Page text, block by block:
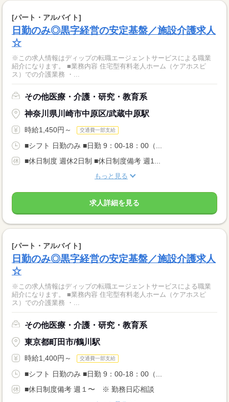
[パート・アルバイト]
日勤のみ◎黒字経営の安定基盤／施設介護求人
☆
※この求人情報はディップの転職エージェントサービスによる職業
紹介になります。 ■業務内容 住宅型有料老人ホーム（ケアホスピ
ス）での介護業務 ・...
その他医療・介護・研究・教育系
神奈川県川崎市中原区/武蔵中原駅
時給1,450円～ 交通費一部支給
■シフト 日勤のみ ■日勤 9：00-18：00（...
■休日制度 週休2日制 ■休日制度備考 週1...
もっと見る
求人詳細を見る
[パート・アルバイト]
日勤のみ◎黒字経営の安定基盤／施設介護求人
☆
※この求人情報はディップの転職エージェントサービスによる職業
紹介になります。 ■業務内容 住宅型有料老人ホーム（ケアホスピ
ス）での介護業務 ・...
その他医療・介護・研究・教育系
東京都町田市/鶴川駅
時給1,400円～ 交通費一部支給
■シフト 日勤のみ ■日勤 9：00-18：00（...
■休日制度備考 週１〜 ※ 勤務日応相談